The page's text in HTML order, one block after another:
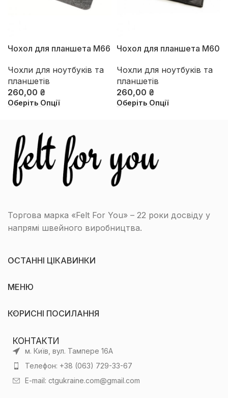
Чохол для планшета М66
Чохли для ноутбуків та
планшетів
260,00 ₴
Оберіть Опції
Чохол для планшета М60
Чохли для ноутбуків та
планшетів
260,00 ₴
Оберіть Опції
Торгова марка «Felt For You» – 22 роки досвіду у
напрямі швейного виробництва.
ОСТАННІ ЦІКАВИНКИ
МЕНЮ
КОРИСНІ ПОСИЛАННЯ
КОНТАКТИ
м. Київ, вул. Тампере 16А
Телефон: +38 (063) 729-33-67
E-mail: ctgukraine.com@gmail.com